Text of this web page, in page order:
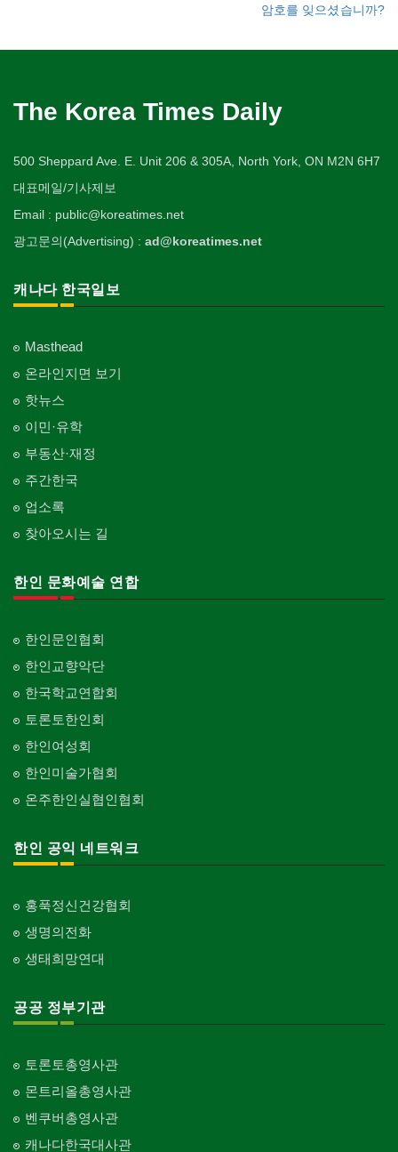
암호를 잊으셨습니까?
The Korea Times Daily
500 Sheppard Ave. E. Unit 206 & 305A, North York, ON M2N 6H7
대표메일/기사제보
Email : public@koreatimes.net
광고문의(Advertising) : ad@koreatimes.net
캐나다 한국일보
Masthead
온라인지면 보기
핫뉴스
이민·유학
부동산·재정
주간한국
업소록
찾아오시는 길
한인 문화예술 연합
한인문인협회
한인교향악단
한국학교연합회
토론토한인회
한인여성회
한인미술가협회
온주한인실협인협회
한인 공익 네트워크
홍푹정신건강협회
생명의전화
생태희망연대
공공 정부기관
토론토총영사관
몬트리올총영사관
벤쿠버총영사관
캐나다한국대사관